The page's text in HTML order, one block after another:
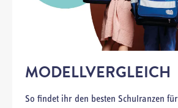
MODELLVERGLEICH
So findet ihr den besten Schulranzen